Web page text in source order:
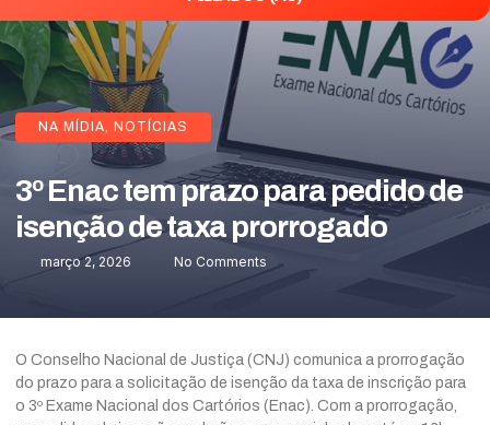
NA MÍDIA, NOTÍCIAS
3º Enac tem prazo para pedido de
isenção de taxa prorrogado
março 2, 2026 No Comments
O Conselho Nacional de Justiça (CNJ) comunica a prorrogação
do prazo para a solicitação de isenção da taxa de inscrição para
o 3º Exame Nacional dos Cartórios (Enac). Com a prorrogação,